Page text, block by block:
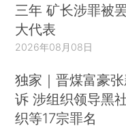
三年 矿长涉罪被
大代表
2026年08月08日
独家｜晋煤富豪
诉 涉组织领导黑
织等17宗罪名